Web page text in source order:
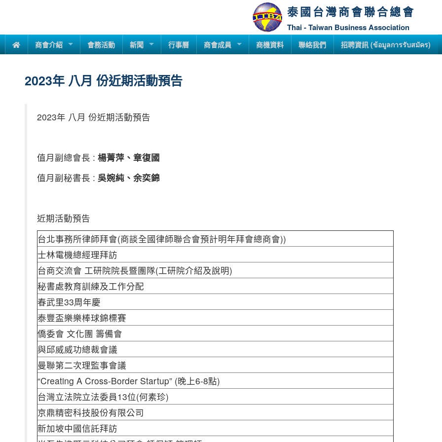
泰國台灣商會聯合總會
Thai - Taiwan Business Association
商會介紹 會務活動 新聞 行事曆 商會成員 商機資料 聯絡我們 招聘資訊 (ข้อมูลการรับสมัคร)
2023年 八月 份近期活動預告
2023年 八月 份近期活動預告
值月副總會長 : 楊菁萍、章復國
值月副秘書長 : 吳婉純、余奕錦
近期活動預告
台北事務所律師拜會(商談全國律師聯合會預計明年拜會總商會))
士林電機總經理拜訪
台商交流會 工研院院長暨團隊(工研院介紹及說明)
秘書處教育訓練及工作分配
春武里33周年慶
泰豐盃樂樂棒球錦標賽
僑委會 文化團 籌備會
與邱威威功總裁會議
曼聯第二次理監事會議
“Creating A Cross-Border Startup” (晚上6-8點)
台灣立法院立法委員13位(何素珍)
京鼎精密科技股份有限公司
新加坡中國信託拜訪